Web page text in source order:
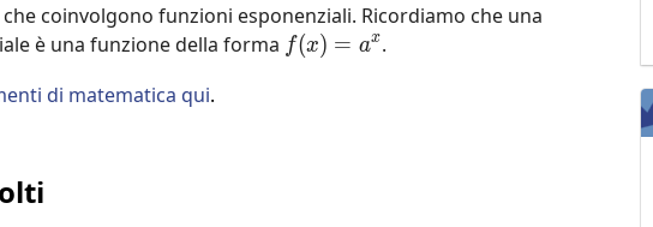
coinvolgono funzioni esponenziali. Ricordiamo che una
è una funzione della forma
f(x)=a^x
f(x) = ax.
di matematica qui.